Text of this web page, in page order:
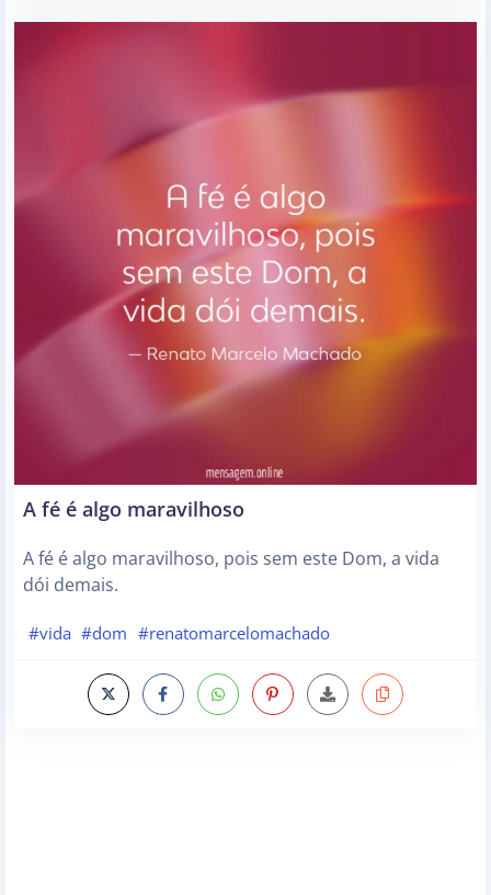
A fé é algo maravilhoso
A fé é algo maravilhoso, pois sem este Dom, a vida
dói demais.
#vida #dom #renatomarcelomachado